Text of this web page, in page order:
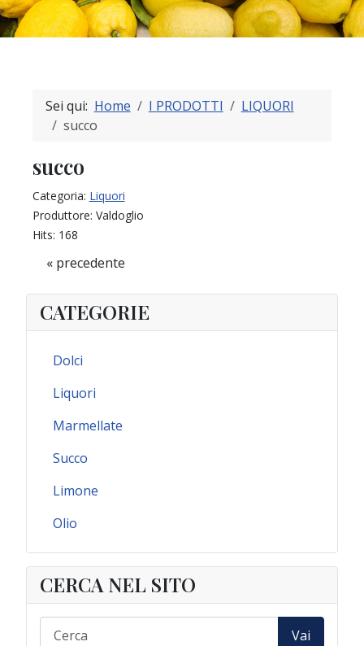
Sei qui: Home I PRODOTTI
LIQUORI
succo
succo
Categoria: Liquori
Produttore: Valdoglio
Hits: 168
« precedente
CATEGORIE
Dolci
Liquori
Marmellate
Succo
Limone
Olio
CERCA NEL SITO
Vai